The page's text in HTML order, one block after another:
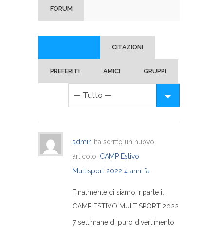
FORUM
CITAZIONI
PREFERITI AMICI GRUPPI
admin ha scritto un nuovo
articolo, CAMP Estivo
Multisport 2022 4 anni fa
Finalmente ci siamo, riparte il
CAMP ESTIVO MULTISPORT 2022
7 settimane di puro divertimento